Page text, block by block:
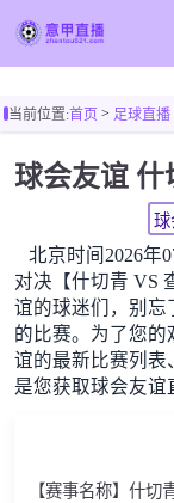
足球直播
意甲录像
意甲新闻
当前位置:首页> 足球直播
球
北京时间2026年
对决【什切青 VS
谊的球迷们，别忘
的比赛。为了您的
谊的最新比赛列表
是您获取球会友谊
【赛事名称】什切